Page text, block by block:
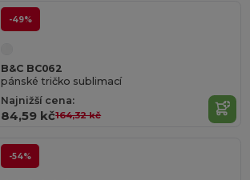
-49%
B&C BC062
pánské tričko sublimací
Najnižší cena:
84,59 kč164,32 kč
-54%